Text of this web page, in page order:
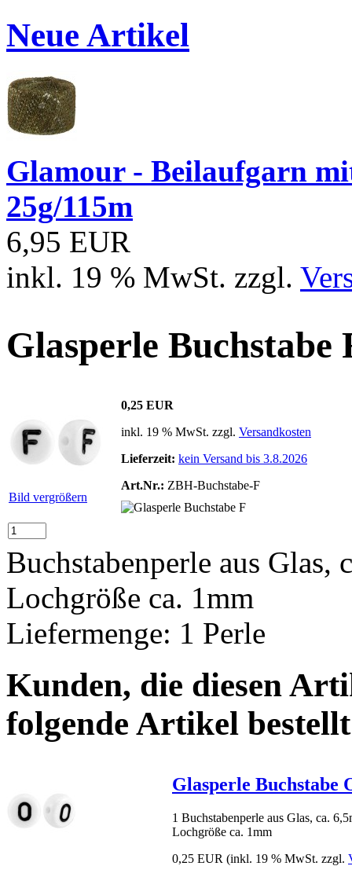
Neue Artikel
Glamour - Beilaufgarn
25g/115m
6,95 EUR
inkl. 19 % MwSt. zzgl.
Glasperle Buchstabe
Bild vergrößern
0,25 EUR
inkl. 19 % MwSt. zzgl. Versandkosten
Lieferzeit: kein Versand bis 3.8.2026
Art.Nr.: ZBH-Buchstabe-F
Buchstabenperle aus Glas,
Lochgröße ca. 1mm
Liefermenge: 1 Perle
Kunden, die diesen
folgende Artikel
Glasperle Buchstabe
1 Buchstabenperle aus Glas, ca.
Lochgröße ca. 1mm
0,25 EUR (inkl. 19 % MwSt. zzgl.